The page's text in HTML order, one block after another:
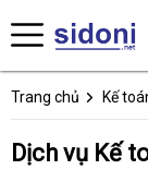
Trang chủ Kế
Dịch vụ Kế